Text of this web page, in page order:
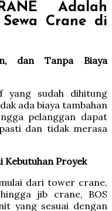
Adalah
Crane di
dan Tanpa Biaya
yang sudah dihitung
ada biaya tambahan
pelanggan dapat
dan tidak merasa
Kebutuhan Proyek
dari tower crane,
jib crane, BOS
yang sesuai dengan